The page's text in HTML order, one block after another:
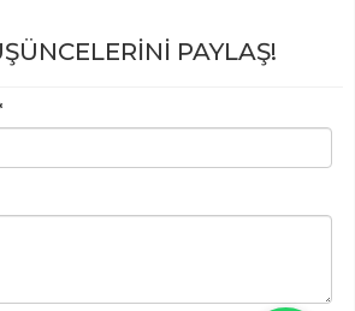
PAYLAŞ!